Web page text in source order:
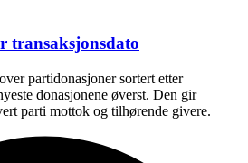
transaksjonsdato
partidonasjoner sortert etter
donasjonene øverst. Den gir
parti mottok og tilhørende givere.